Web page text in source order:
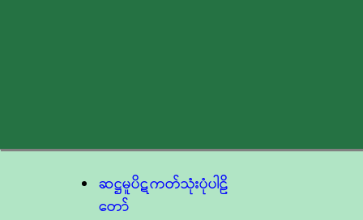
ဆဋ္ဌမူပိဋကတ်သုံးပုံပါဠိ
တော်